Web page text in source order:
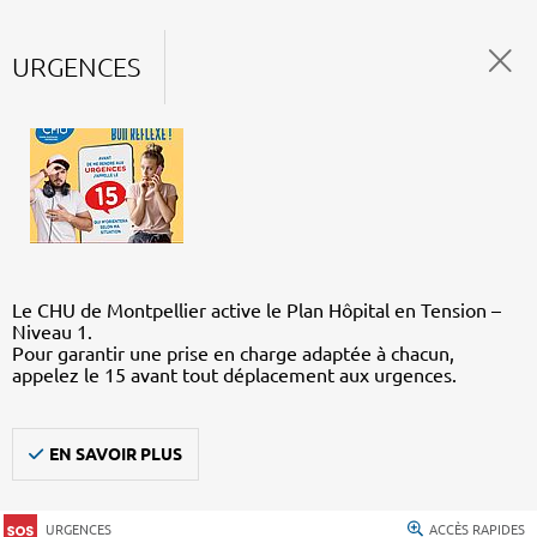
URGENCES
Le CHU de Montpellier active le Plan Hôpital en Tension –
Niveau 1.
Pour garantir une prise en charge adaptée à chacun,
appelez le 15 avant tout déplacement aux urgences.
EN SAVOIR PLUS
URGENCES ACCÈS RAPIDES